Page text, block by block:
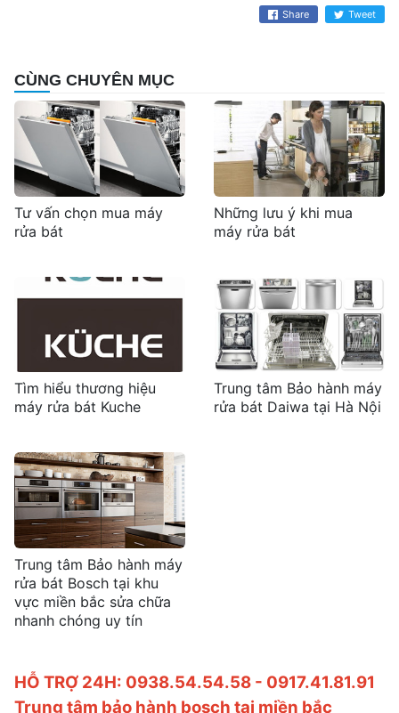
Share Tweet
CÙNG CHUYÊN MỤC
Tư vấn chọn mua máy
rửa bát
Những lưu ý khi mua
máy rửa bát
Tìm hiểu thương hiệu
máy rửa bát Kuche
Trung tâm Bảo hành máy
rửa bát Daiwa tại Hà Nội
Trung tâm Bảo hành máy
rửa bát Bosch tại khu
vực miền bắc sửa chữa
nhanh chóng uy tín
HỖ TRỢ 24H: 0938.54.54.58 - 0917.41.81.91
Trung tâm bảo hành bosch tại miền bắc